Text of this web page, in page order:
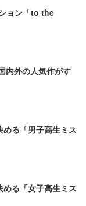
ョン「to the
内外の人気作がす
める「男子高生ミス
める「女子高生ミス